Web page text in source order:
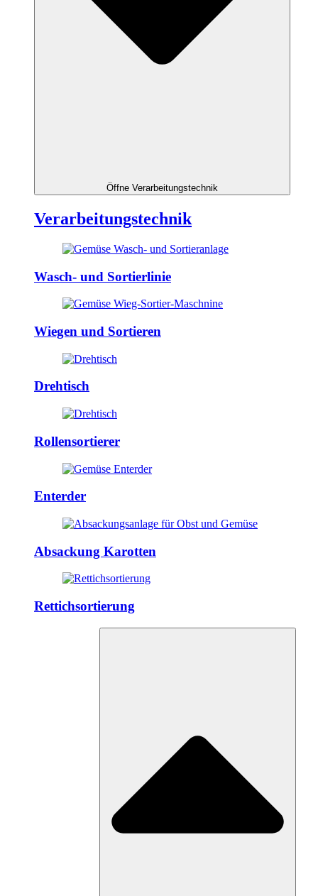
Öffne Verarbeitungstechnik
Verarbeitungstechnik
Wasch- und Sortierlinie
Wiegen und Sortieren
Drehtisch
Rollensortierer
Enterder
Absackung Karotten
Rettichsortierung